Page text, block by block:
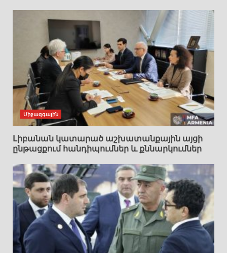
Միջազգային
Լիբանան կատարած աշխատանքային այցի
ընթացքում հանդիպումներ և քննարկումներ